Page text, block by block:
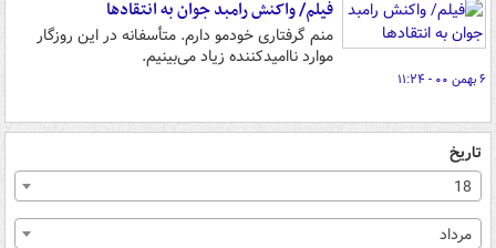
فیلم/ واکنش رامبد جوان به انتقادها
منم گرفتاری خودمو دارم. متأسفانه در این روزگار
موارد ناامیدکننده زیاد می‌بینیم.
۶ بهمن ۰۰ - ۱۱:۲۴
تاریخ
18
مرداد